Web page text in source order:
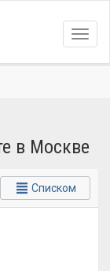
в Москве
Списком